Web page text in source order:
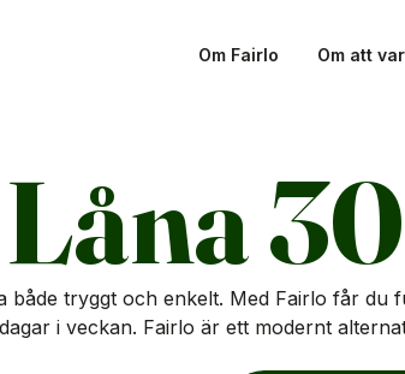
Om Fairlo Om att
Låna
tryggt och enkelt. Med Fairlo får
i veckan. Fairlo är ett modernt